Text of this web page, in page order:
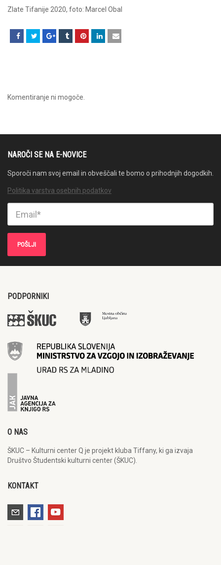
Zlate Tifanije 2020, foto: Marcel Obal
Komentiranje ni mogoče.
NAROČI SE NA E-NOVICE
Sporoči nam svoj email in obveščali te bomo o prihodnjih dogodkih.
Politika varstva osebnih podatkov
PODPORNIKI
O NAS
ŠKUC – Kulturni center Q je projekt kluba Tiffany, ki ga izvaja
Društvo Študentski kulturni center (ŠKUC).
KONTAKT